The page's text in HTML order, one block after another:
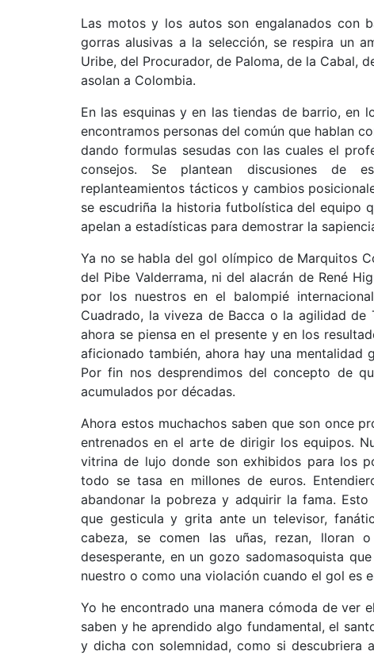
Las motos y los autos son engalanados con
gorras alusivas a la selección, se respira un
Uribe, del Procurador, de Paloma, de la Cabal,
asolan a Colombia.
En las esquinas y en las tiendas de barrio,
encontramos personas del común que hablan
dando formulas sesudas con las cuales el
consejos. Se plantean discusiones de
replanteamientos tácticos y cambios
se escudriña la historia futbolística del equipo
apelan a estadísticas para demostrar la
Ya no se habla del gol olímpico de Marquitos
del Pibe Valderrama, ni del alacrán de René
por los nuestros en el balompié
Cuadrado, la viveza de Bacca o la agilidad
ahora se piensa en el presente y en los
aficionado también, ahora hay una mentalidad
Por fin nos desprendimos del concepto de
acumulados por décadas.
Ahora estos muchachos saben que son once
entrenados en el arte de dirigir los equipos.
vitrina de lujo donde son exhibidos para los
todo se tasa en millones de euros.
abandonar la pobreza y adquirir la fama.
que gesticula y grita ante un televisor,
cabeza, se comen las uñas, rezan, lloran
desesperante, en un gozo sadomasoquista
nuestro o como una violación cuando el gol es
Yo he encontrado una manera cómoda de ver
saben y he aprendido algo fundamental, el
y dicha con solemnidad, como si descubriera